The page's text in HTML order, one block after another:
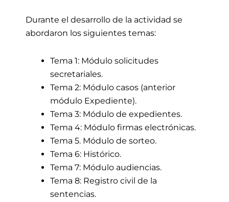
Durante el desarrollo de la actividad se
abordaron los siguientes temas:
Tema 1: Módulo solicitudes
secretariales.
Tema 2: Módulo casos (anterior
módulo Expediente).
Tema 3: Módulo de expedientes.
Tema 4: Módulo firmas electrónicas.
Tema 5. Módulo de sorteo.
Tema 6: Histórico.
Tema 7: Módulo audiencias.
Tema 8: Registro civil de la
sentencias.